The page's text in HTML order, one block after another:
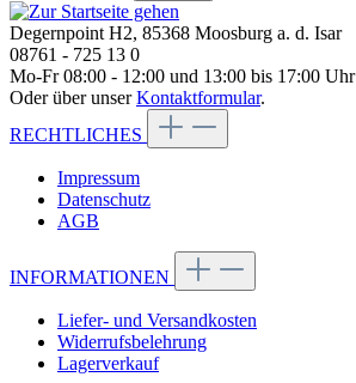
Degernpoint H2, 85368 Moosburg a. d. Isar
08761 - 725 13 0
Mo-Fr 08:00 - 12:00 und 13:00 bis 17:00 Uhr
Oder über unserKontaktformular.
RECHTLICHES
Impressum
Datenschutz
AGB
INFORMATIONEN
Liefer- und Versandkosten
Widerrufsbelehrung
Lagerverkauf